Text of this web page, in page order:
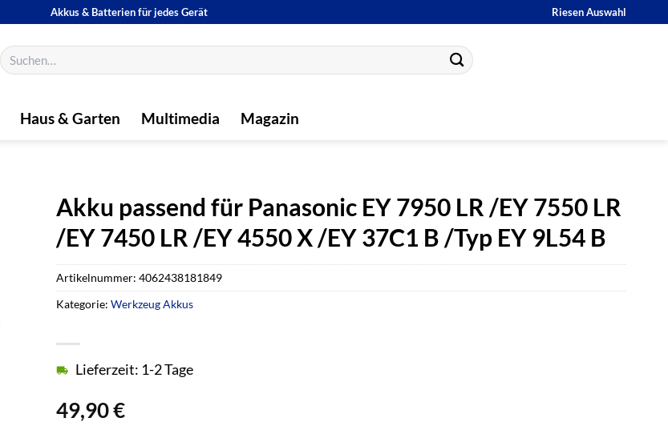
Akkus & Batterien für jedes Gerät Riesen Auswahl
Suchen
nach:
Haus & Garten Multimedia Magazin
Akku passend für Panasonic EY 7950 LR /EY 7550 LR
/EY 7450 LR /EY 4550 X /EY 37C1 B /Typ EY 9L54 B
49,90€
Lieferzeit: 1-2 Tage
Artikelnummer:4062438181849
Kategorie:Werkzeug Akkus